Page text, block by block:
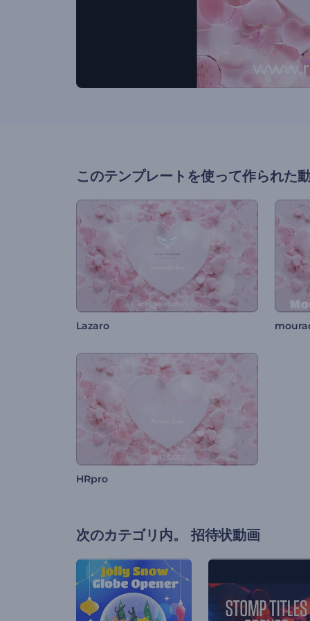
このテンプレートを使って作られた
Lazaro
HRpro
次のカテゴリ内。 招待状動画